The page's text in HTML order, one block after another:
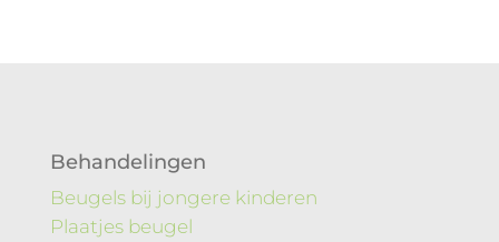
Behandelingen
Beugels bij jongere kinderen
Plaatjes beugel